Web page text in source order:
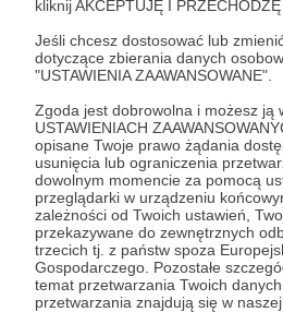
kliknij AKCEPTUJĘ I PRZECHODZĘ
Jeśli chcesz dostosować lub
dotyczące zbierania danych
"USTAWIENIA ZAAWANSOWANE".
Zgoda jest dobrowolna i możesz ją
USTAWIENIACH
opisane Twoje prawo żądania
usunięcia lub ograniczenia
dowolnym momencie za pomocą
przeglądarki w urządzeniu
zależności od Twoich ustawień,
przekazywane do zewnętrznych
trzecich tj. z państw spoza
Gospodarczego. Pozostałe
temat przetwarzania Twoich
przetwarzania znajdują się w
* Zapoznałem się i akceptuję
* Wyrażam zgodę na
osobowych podanych w
prawidłowego świadczenia usług
Wyrażam zgodę na
informacji handlowych -
zmieniona w ustawieniach konta.